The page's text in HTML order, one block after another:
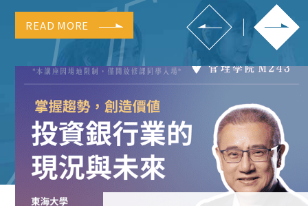
READ MORE